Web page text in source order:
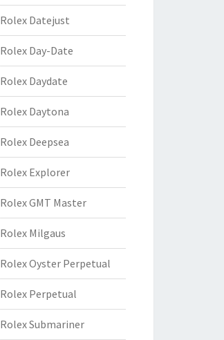
Rolex Datejust
Rolex Day-Date
Rolex Daydate
Rolex Daytona
Rolex Deepsea
Rolex Explorer
Rolex GMT Master
Rolex Milgaus
Rolex Oyster Perpetual
Rolex Perpetual
Rolex Submariner